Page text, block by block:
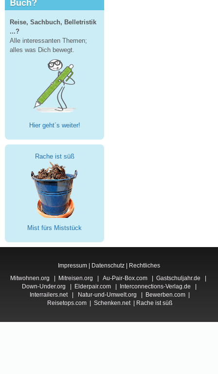
Reise, Sachbuch, Belletristik
...?
Alle interessanten Themen;
alles was Dich bewegt.
Hier geht´s weiter!
Rache ist süß
Mist fürs Miststück
Impressum | Datenschutz | Rechtliches
Mitwohnen.org
Mitreisen.org Au-Pair-Box.com Gastschuljahr.de
Down-Under.org
Elderpair.com| Interconnections-Verlag.de
Interrailers.net| Natur-und-Umwelt.org Bewerben.com
Reisetops.com
Schenken.net| Rache ist süß